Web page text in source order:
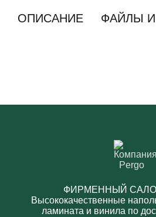
ОПИСАНИЕ ФАЙЛЫ
ФИРМЕННЫЙ
Высококачественные
ламината и винила по